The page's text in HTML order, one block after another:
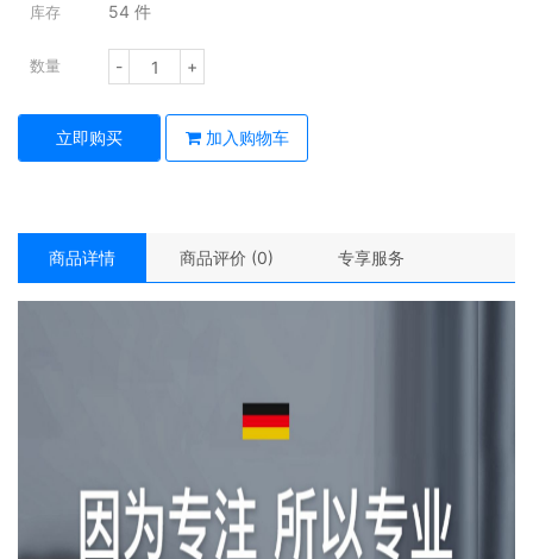
库存 54 件
数量 - +
立即购买 加入购物车
商品详情 商品评价 (0) 专享服务